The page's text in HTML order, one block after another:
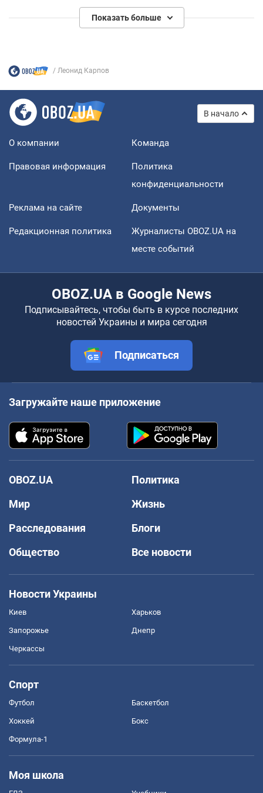
Показать больше
Леонид Карпов
В начало
О компании Команда
Правовая информация
Политика
конфиденциальности
Реклама на сайте Документы
Редакционная политика
Журналисты OBOZ.UA на
месте событий
OBOZ.UA в Google News
Подписывайтесь, чтобы быть в курсе последних
новостей Украины и мира сегодня
Подписаться
Загружайте наше приложение
OBOZ.UA
Политика
Мир
Жизнь
Расследования
Блоги
Общество
Все новости
Новости Украины
Киев Харьков
Запорожье Днепр
Черкассы
Спорт
Футбол Баскетбол
Хоккей Бокс
Формула-1
Моя школа